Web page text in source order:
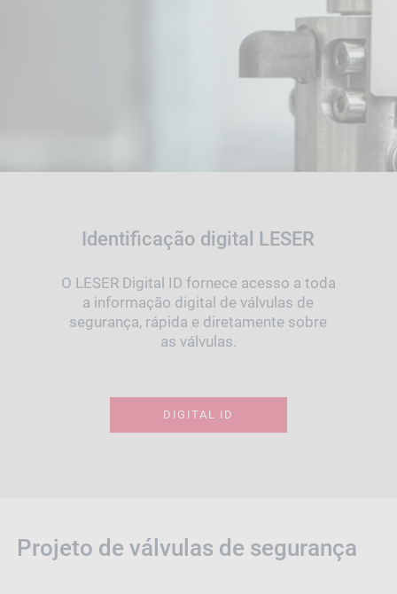
Identificação digital LESER
O LESER Digital ID fornece acesso a toda
a informação digital de válvulas de
segurança, rápida e diretamente sobre
as válvulas.
DIGITAL ID
Projeto de válvulas de segurança